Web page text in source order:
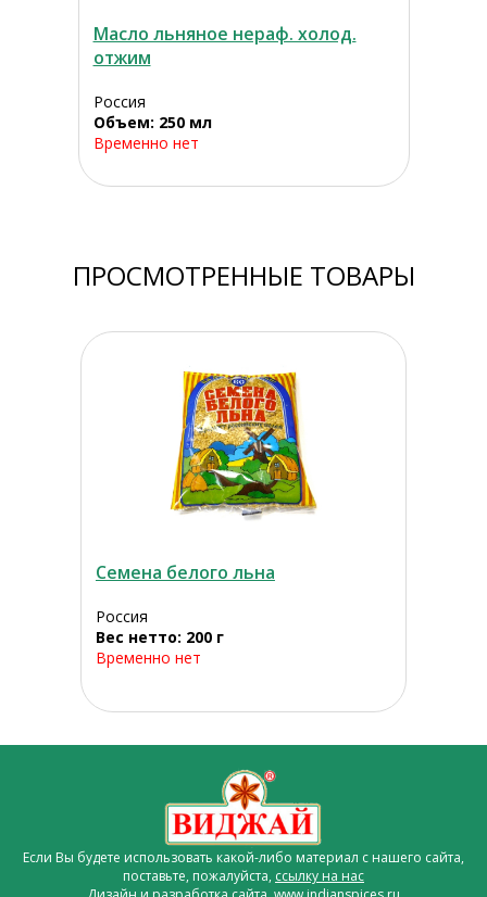
Масло льняное нераф. холод.
отжим
Россия
Объем: 250 мл
Временно нет
ПРОСМОТРЕННЫЕ ТОВАРЫ
Семена белого льна
Россия
Вес нетто: 200 г
Временно нет
Если Вы будете использовать какой-либо материал с нашего сайта,
поставьте, пожалуйста, ссылку на нас